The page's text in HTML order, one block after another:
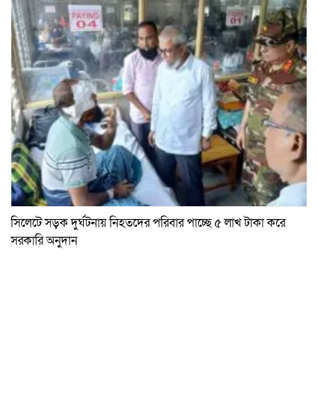
সিলেটে সড়ক দুর্ঘটনায় নিহতদের পরিবার পাচ্ছে ৫ লাখ টাকা করে
সরকারি অনুদান